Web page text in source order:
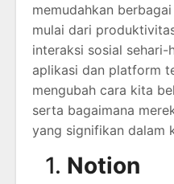
memudahkan
mulai dari
interaksi sosial sehari-
aplikasi dan platform
mengubah cara kita
serta bagaimana
yang signifikan dalam
1. Notion